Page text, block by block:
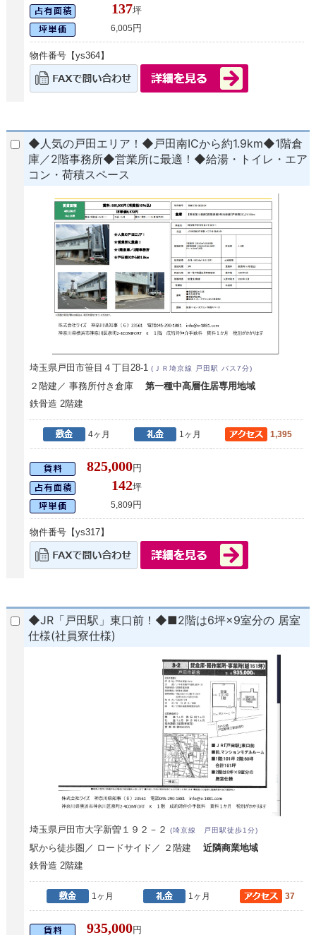
137坪
6,005 円
物件番号【ys364】
◆人気の戸田エリア！◆戸田南ICから約1.9km◆1階倉
庫／2階事務所◆営業所に最適！◆給湯・トイレ・エア
コン・荷積スペース
埼玉県戸田市笹目４丁目28-1(ＪＲ埼京線 戸田駅 バス7分)
２階建／ 事務所付き倉庫第一種中高層住居専用地域
鉄骨造 2階建
4ヶ月 1ヶ月 1,395
825,000円
142坪
5,809 円
物件番号【ys317】
◆JR「戸田駅」東口前！◆■2階は6坪×9室分の 居室
仕様(社員寮仕様)
埼玉県戸田市大字新曽１９２－２(埼京線 戸田駅徒歩1分)
駅から徒歩圏／ ロードサイド／ ２階建近隣商業地域
鉄骨造 2階建
1ヶ月 1ヶ月 37
935,000円